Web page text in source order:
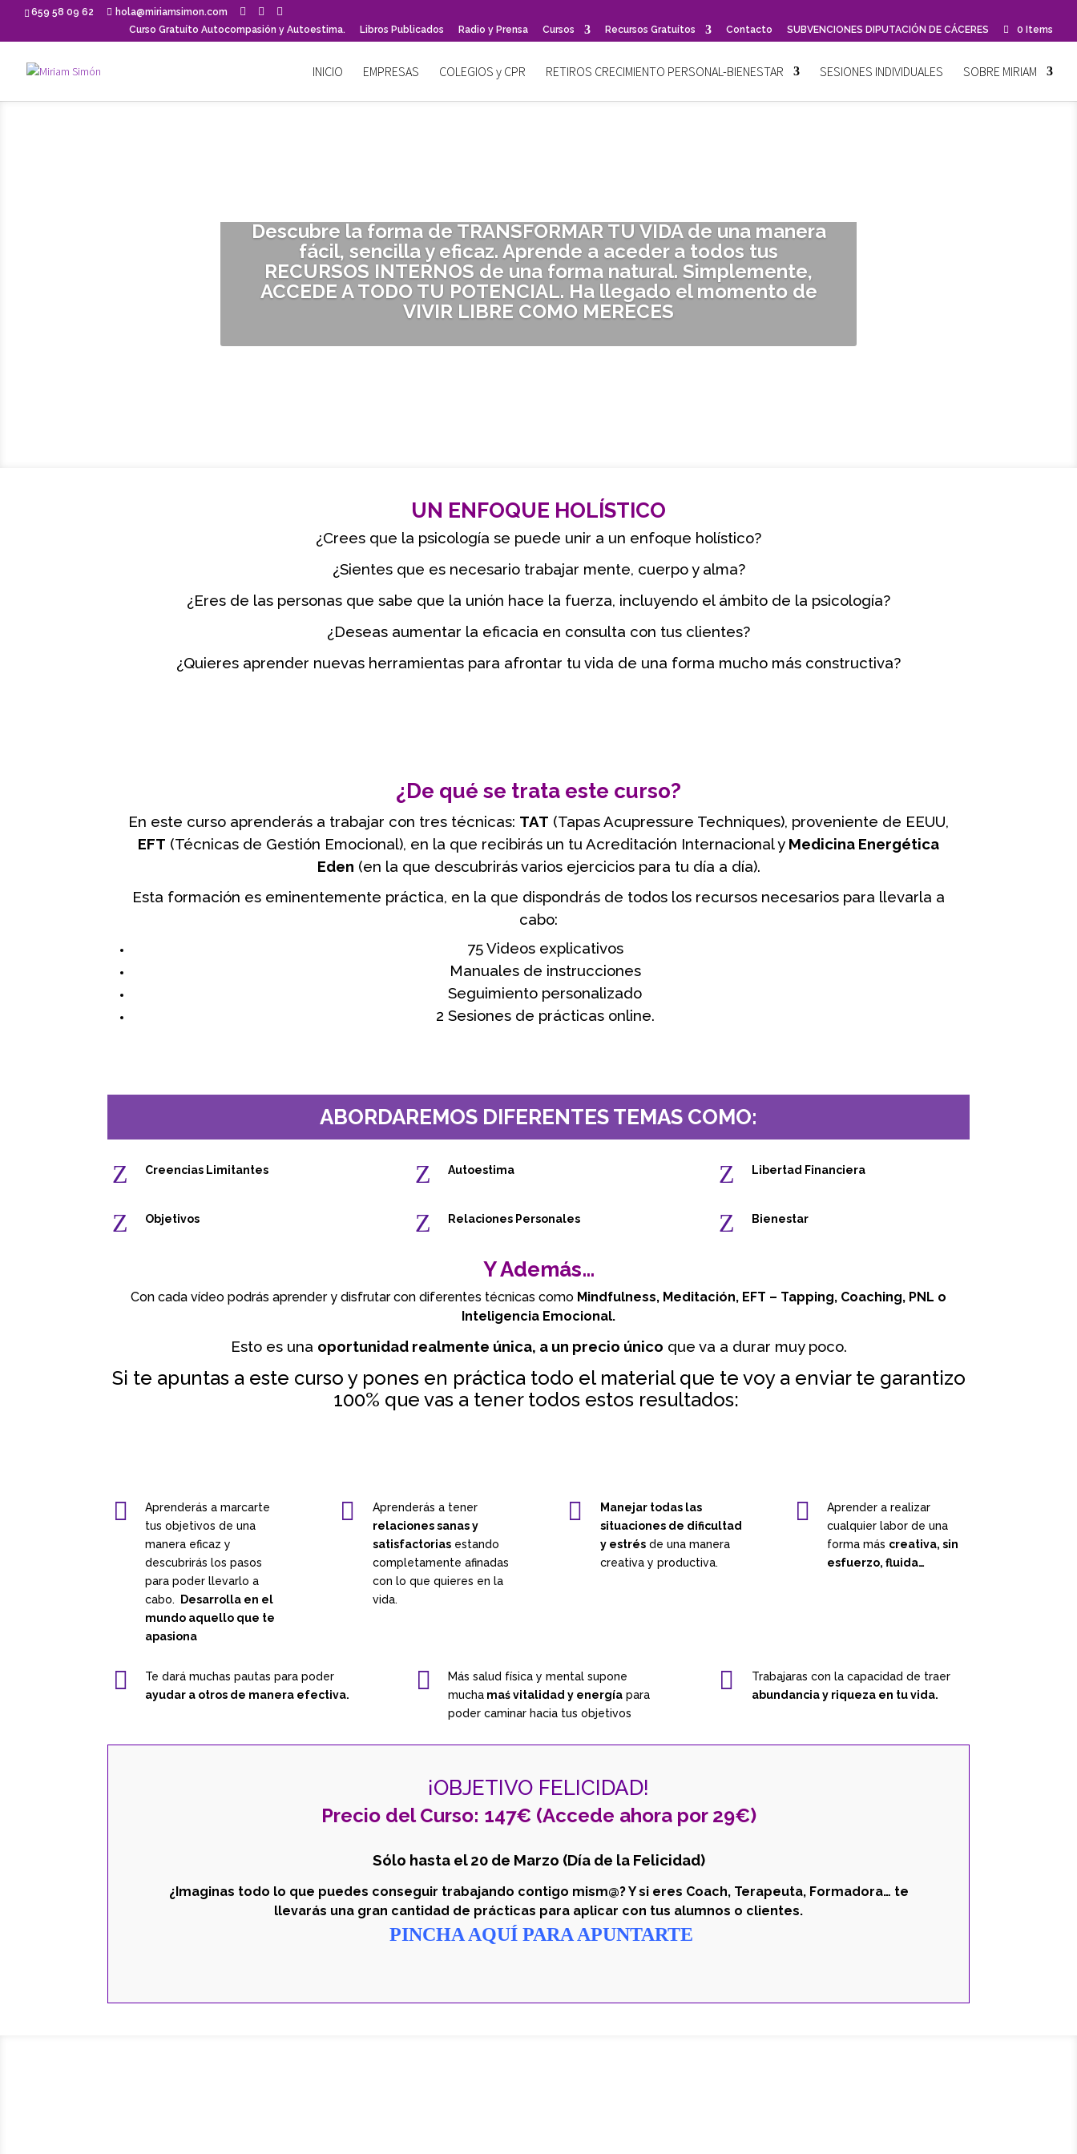
659 58 09 62
hola@miriamsimon.com
Curso Gratuíto Autocompasión y Autoestima.
Libros Publicados Radio y Prensa Cursos Recursos Gratuítos Contacto SUBVENCIONES DIPUTACIÓN DE CÁCERES 0 Items
INICIO EMPRESAS COLEGIOS y CPR RETIROS CRECIMIENTO PERSONAL-BIENESTAR SESIONES INDIVIDUALES SOBRE MIRIAM
Descubre la forma de TRANSFORMAR TU VIDA de una manera
fácil, sencilla y eficaz. Aprende a aceder a todos tus
RECURSOS INTERNOS de una forma natural. Simplemente,
ACCEDE A TODO TU POTENCIAL. Ha llegado el momento de
VIVIR LIBRE COMO MERECES
UN ENFOQUE HOLÍSTICO
¿Crees que la psicología se puede unir a un enfoque holístico?
¿Sientes que es necesario trabajar mente, cuerpo y alma?
¿Eres de las personas que sabe que la unión hace la fuerza, incluyendo el ámbito de la psicología?
¿Deseas aumentar la eficacia en consulta con tus clientes?
¿Quieres aprender nuevas herramientas para afrontar tu vida de una forma mucho más constructiva?
¿De qué se trata este curso?
En este curso aprenderás a trabajar con tres técnicas: TAT (Tapas Acupressure Techniques), proveniente de EEUU,
EFT (Técnicas de Gestión Emocional), en la que recibirás un tu Acreditación Internacional y Medicina Energética
Eden (en la que descubrirás varios ejercicios para tu día a día).
Esta formación es eminentemente práctica, en la que dispondrás de todos los recursos necesarios para llevarla a
cabo:
75 Videos explicativos
Manuales de instrucciones
Seguimiento personalizado
2 Sesiones de prácticas online.
ABORDAREMOS DIFERENTES TEMAS COMO:
Z Creencias Limitantes Z Autoestima Z Libertad Financiera
Z Objetivos Z Relaciones Personales Z Bienestar
Y Además…
Con cada vídeo podrás aprender y disfrutar con diferentes técnicas como Mindfulness, Meditación, EFT – Tapping, Coaching, PNL o
Inteligencia Emocional.
Esto es una oportunidad realmente única, a un precio único que va a durar muy poco.
Si te apuntas a este curso y pones en práctica todo el material que te voy a enviar te garantizo
100% que vas a tener todos estos resultados:

Aprenderás a marcarte
tus objetivos de una
manera eficaz y
descubrirás los pasos
para poder llevarlo a
cabo.
Desarrolla en el
mundo aquello que te
apasiona

Aprenderás a tener
relaciones sanas y
satisfactoriasestando
completamente afinadas
con lo que quieres en la
vida.

Manejar todas las
situaciones de dificultad
y estrésde una manera
creativa y productiva.

Aprender a realizar
cualquier labor de una
forma más creativa, sin
esfuerzo, fluida…

Te dará muchas pautas para poder
ayudar a otros de manera efectiva.

Más salud física y mental supone
mucha maś vitalidad y energía para
poder caminar hacia tus objetivos

Trabajaras con la capacidad de traer
abundancia y riqueza en tu vida.
¡OBJETIVO FELICIDAD!
Precio del Curso: 147€ (Accede ahora por 29€)
Sólo hasta el 20 de Marzo (Día de la Felicidad)
¿Imaginas todo lo que puedes conseguir trabajando contigo mism@? Y si eres Coach, Terapeuta, Formadora… te
llevarás una gran cantidad de prácticas para aplicar con tus alumnos o clientes.
PINCHA AQUÍ PARA APUNTARTE